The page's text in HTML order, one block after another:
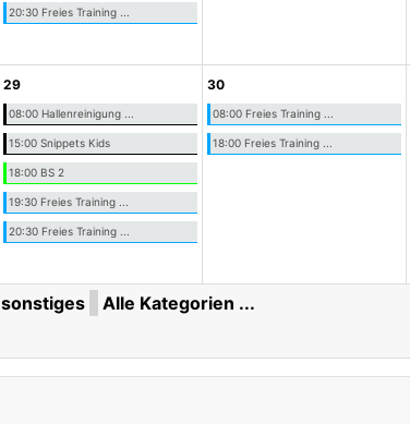
20:30 Freies Training ...
29
08:00 Hallenreinigung ...
15:00 Snippets Kids
18:00 BS 2
19:30 Freies Training ...
20:30 Freies Training ...
30
08:00 Freies Training ...
18:00 Freies Training ...
sonstiges Alle Kategorien ...